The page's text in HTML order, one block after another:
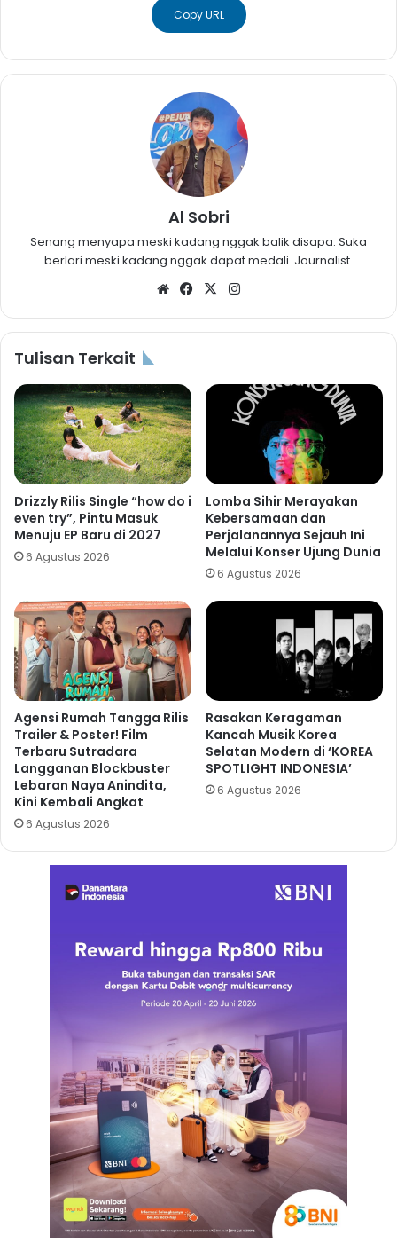
Copy URL
Al Sobri
Senang menyapa meski kadang nggak balik disapa. Suka
berlari meski kadang nggak dapat medali. Journalist.
WebsiteFacebook
X
Tulisan Terkait
Drizzly Rilis Single “how do i
even try”, Pintu Masuk
Menuju EP Baru di 2027
6 Agustus 2026
Lomba Sihir Merayakan
Kebersamaan dan
Perjalanannya Sejauh Ini
Melalui Konser Ujung Dunia
6 Agustus 2026
Agensi Rumah Tangga Rilis
Trailer & Poster! Film
Terbaru Sutradara
Langganan Blockbuster
Lebaran Naya Anindita,
Kini Kembali Angkat
6 Agustus 2026
Rasakan Keragaman
Kancah Musik Korea
Selatan Modern di ‘KOREA
SPOTLIGHT INDONESIA’
6 Agustus 2026